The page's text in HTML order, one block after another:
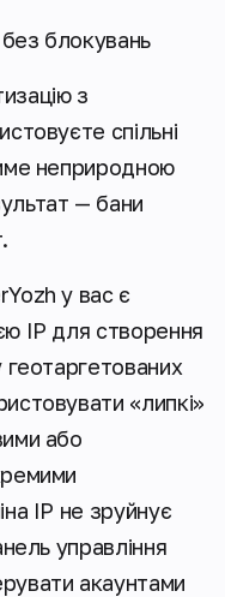
блокувань
з
спільні
неприродною
— бани
у вас є
IP для створення
геотаргетованих
«липкі»
або
IP не зруйнує
управління
акаунтами